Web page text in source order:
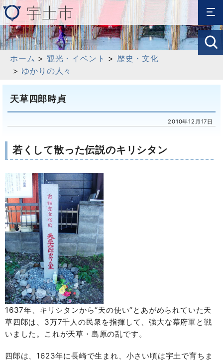
ホーム > 観光・イベント > 歴史・文化
> ゆかりの人々
天草四郎時貞
2010年12月17日
若くして散った伝説のキリシタン
1637年、キリシタンから“天の使い“とあがめられていた天
草四郎は、3万7千人の民衆を指揮して、強大な幕府軍と戦
いました。これが天草・島原の乱です。
四郎は、1623年に長崎で生まれ、小さい頃は宇土で育ちま